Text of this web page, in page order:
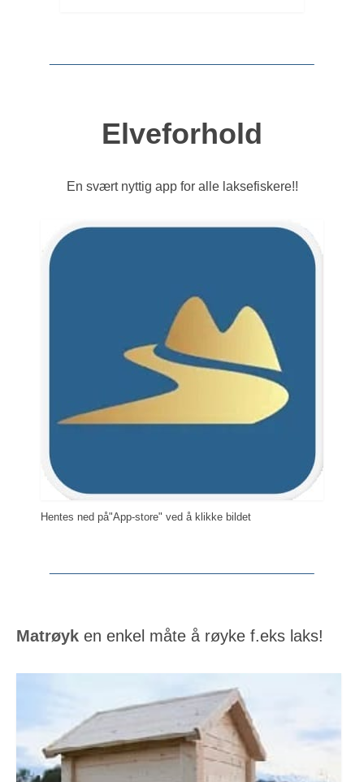
Elveforhold
En svært nyttig app for alle laksefiskere!!
Hentes ned på"App-store" ved å klikke bildet
Matrøyk en enkel måte å røyke f.eks laks!